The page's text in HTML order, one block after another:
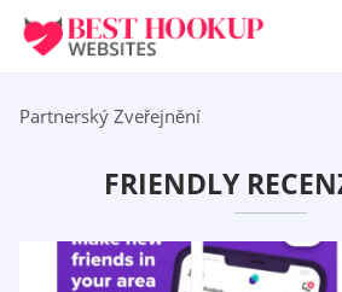
Partnerský Zveřejnění
FRIENDLY